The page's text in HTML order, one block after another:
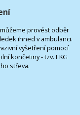
provést odběr
ihned v ambulanci.
vyšetření pomocí
končetiny - tzv. EKG
střeva.